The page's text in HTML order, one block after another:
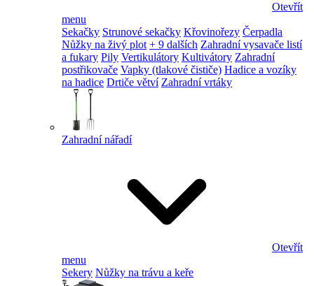
Otevřít
menu
Sekačky Strunové sekačky Křovinořezy Čerpadla
Nůžky na živý plot + 9 dalších Zahradní vysavače listí
a fukary Pily Vertikulátory Kultivátory Zahradní
postřikovače Vapky (tlakové čističe) Hadice a vozíky
na hadice Drtiče větví Zahradní vrtáky
Zahradní nářadí
Otevřít
menu
Sekery Nůžky na trávu a keře